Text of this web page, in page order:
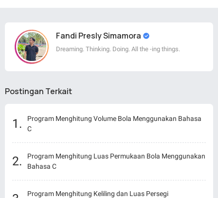
Fandi Presly Simamora
Dreaming. Thinking. Doing. All the -ing things.
Postingan Terkait
Program Menghitung Volume Bola Menggunakan Bahasa
C
Program Menghitung Luas Permukaan Bola Menggunakan
Bahasa C
Program Menghitung Keliling dan Luas Persegi